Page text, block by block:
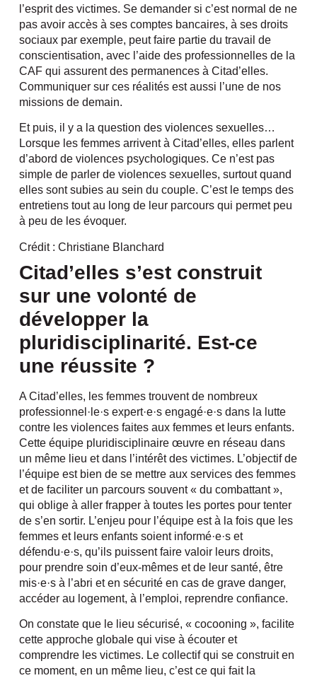
l’esprit des victimes. Se demander si c’est normal de ne
pas avoir accès à ses comptes bancaires, à ses droits
sociaux par exemple, peut faire partie du travail de
conscientisation, avec l’aide des professionnelles de la
CAF qui assurent des permanences à Citad’elles.
Communiquer sur ces réalités est aussi l’une de nos
missions de demain.
Et puis, il y a la question des violences sexuelles…
Lorsque les femmes arrivent à Citad’elles, elles parlent
d’abord de violences psychologiques. Ce n’est pas
simple de parler de violences sexuelles, surtout quand
elles sont subies au sein du couple. C’est le temps des
entretiens tout au long de leur parcours qui permet peu
à peu de les évoquer.
Crédit : Christiane Blanchard
Citad’elles s’est construit
sur une volonté de
développer la
pluridisciplinarité. Est-ce
une réussite ?
A Citad’elles, les femmes trouvent de nombreux
professionnel·le·s expert·e·s engagé·e·s dans la lutte
contre les violences faites aux femmes et leurs enfants.
Cette équipe pluridisciplinaire œuvre en réseau dans
un même lieu et dans l’intérêt des victimes. L’objectif de
l’équipe est bien de se mettre aux services des femmes
et de faciliter un parcours souvent « du combattant »,
qui oblige à aller frapper à toutes les portes pour tenter
de s’en sortir. L’enjeu pour l’équipe est à la fois que les
femmes et leurs enfants soient informé·e·s et
défendu·e·s, qu’ils puissent faire valoir leurs droits,
pour prendre soin d’eux-mêmes et de leur santé, être
mis·e·s à l’abri et en sécurité en cas de grave danger,
accéder au logement, à l’emploi, reprendre confiance.
On constate que le lieu sécurisé, « cocooning », facilite
cette approche globale qui vise à écouter et
comprendre les victimes. Le collectif qui se construit en
ce moment, en un même lieu, c’est ce qui fait la